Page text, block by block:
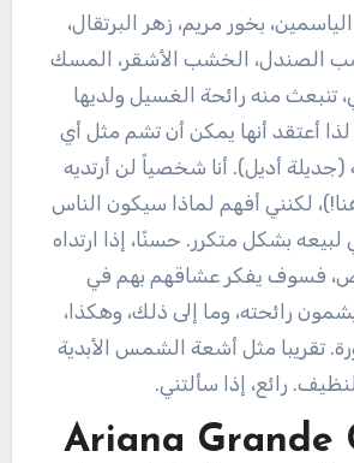
بخور مريم، زهر البرتقال،
الصندل، الخشب الأشقر، المسك
تنبعث منه رائحة الغسيل ولديها
لذا أعتقد أنها يمكن أن تشم مثل أي
أديل). أنا شخصياً لن أرتديه
لكنني أفهم لماذا سيكون الناس
بشكل متكرر. حسنًا، إذا ارتداه
فسوف يفكر عشاقهم بهم في
رائحته، وما إلى ذلك، وهكذا،
تقريبا مثل أشعة الشمس الأبدية
رائع، إذا سألتني.
13. Ariana